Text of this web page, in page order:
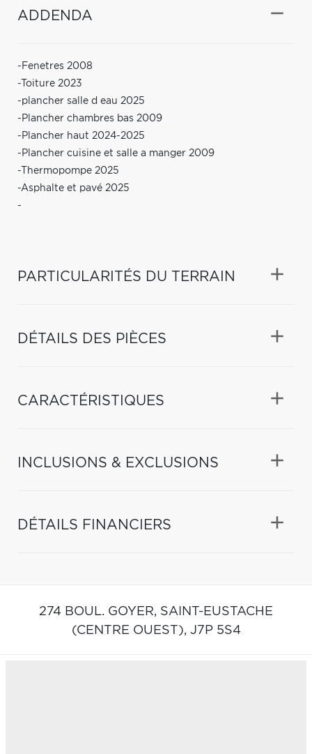
ADDENDA
-Fenetres 2008
-Toiture 2023
-plancher salle d eau 2025
-Plancher chambres bas 2009
-Plancher haut 2024-2025
-Plancher cuisine et salle a manger 2009
-Thermopompe 2025
-Asphalte et pavé 2025
-
PARTICULARITÉS DU TERRAIN
DÉTAILS DES PIÈCES
CARACTÉRISTIQUES
INCLUSIONS & EXCLUSIONS
DÉTAILS FINANCIERS
274 BOUL. GOYER, SAINT-EUSTACHE
(CENTRE OUEST), J7P 5S4